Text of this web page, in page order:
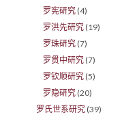
罗宪研究 (4)
罗洪先研究 (19)
罗珠研究 (7)
罗贯中研究 (7)
罗钦顺研究 (5)
罗隐研究 (20)
罗氏世系研究 (39)